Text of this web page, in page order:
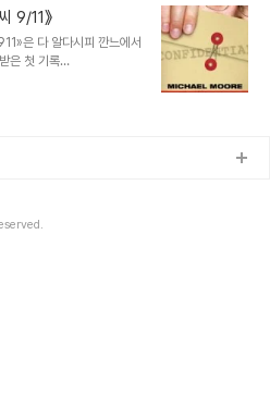
정은 또 어떤가. 내 보기에 한국의 정당 정치에는
아무리 더러운 傳統이라도 좋다"고 했는데, 한
무지 없다. 말장난을 하자면, 전통이 없다는 것이
당하거나 표지갈이만 한 신당을 창당하고..
9/11》
은 다 알다시피 깐느에서
은 첫 기록
«슈렉»조차 빈 손으로
령이 직접 그 영화를 보더